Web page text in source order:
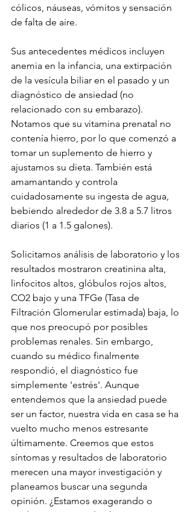
cólicos, náuseas, vómitos y sensación
de falta de aire.
Sus antecedentes médicos incluyen
anemia en la infancia, una extirpación
de la vesícula biliar en el pasado y un
diagnóstico de ansiedad (no
relacionado con su embarazo).
Notamos que su vitamina prenatal no
contenía hierro, por lo que comenzó a
tomar un suplemento de hierro y
ajustamos su dieta. También está
amamantando y controla
cuidadosamente su ingesta de agua,
bebiendo alrededor de 3.8 a 5.7 litros
diarios (1 a 1.5 galones).
Solicitamos análisis de laboratorio y los
resultados mostraron creatinina alta,
linfocitos altos, glóbulos rojos altos,
CO2 bajo y una TFGe (Tasa de
Filtración Glomerular estimada) baja, lo
que nos preocupó por posibles
problemas renales. Sin embargo,
cuando su médico finalmente
respondió, el diagnóstico fue
simplemente 'estrés'. Aunque
entendemos que la ansiedad puede
ser un factor, nuestra vida en casa se ha
vuelto mucho menos estresante
últimamente. Creemos que estos
síntomas y resultados de laboratorio
merecen una mayor investigación y
planeamos buscar una segunda
opinión. ¿Estamos exagerando o